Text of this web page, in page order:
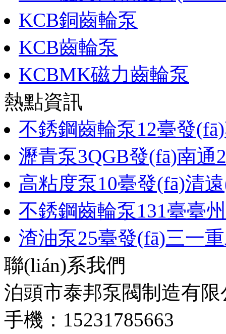
KCB銅齒輪泵
KCB齒輪泵
KCBMK磁力齒輪泵
熱點資訊
不銹鋼齒輪泵12臺發
瀝青泵3QGB發(fā)南通
高粘度泵10臺發(fā)清
不銹鋼齒輪泵131臺臺州
渣油泵25臺發(fā)三一
聯(lián)系我們
泊頭市泰邦泵閥制造有限
手機：15231785663